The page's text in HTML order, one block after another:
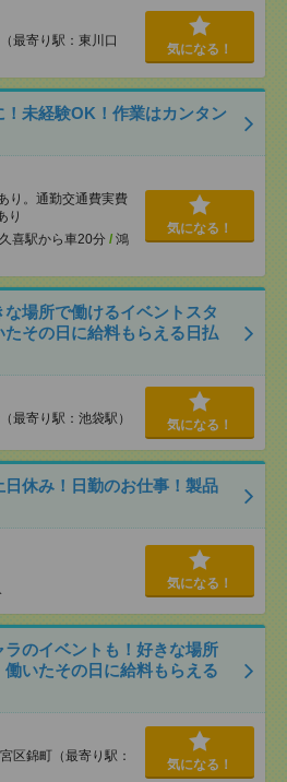
最寄り駅：東川口
気になる！
！未経験OK！作業はカンタン
り。通勤交通費実費
り
久喜駅から車20分 / 鴻
気になる！
場所で働けるイベントスタ
その日に給料もらえる日払
最寄り駅：池袋駅） 気になる！
休み！日勤のお仕事！製品
気になる！
のイベントも！好きな場所
いたその日に給料もらえる
区錦町（最寄り駅：
気になる！